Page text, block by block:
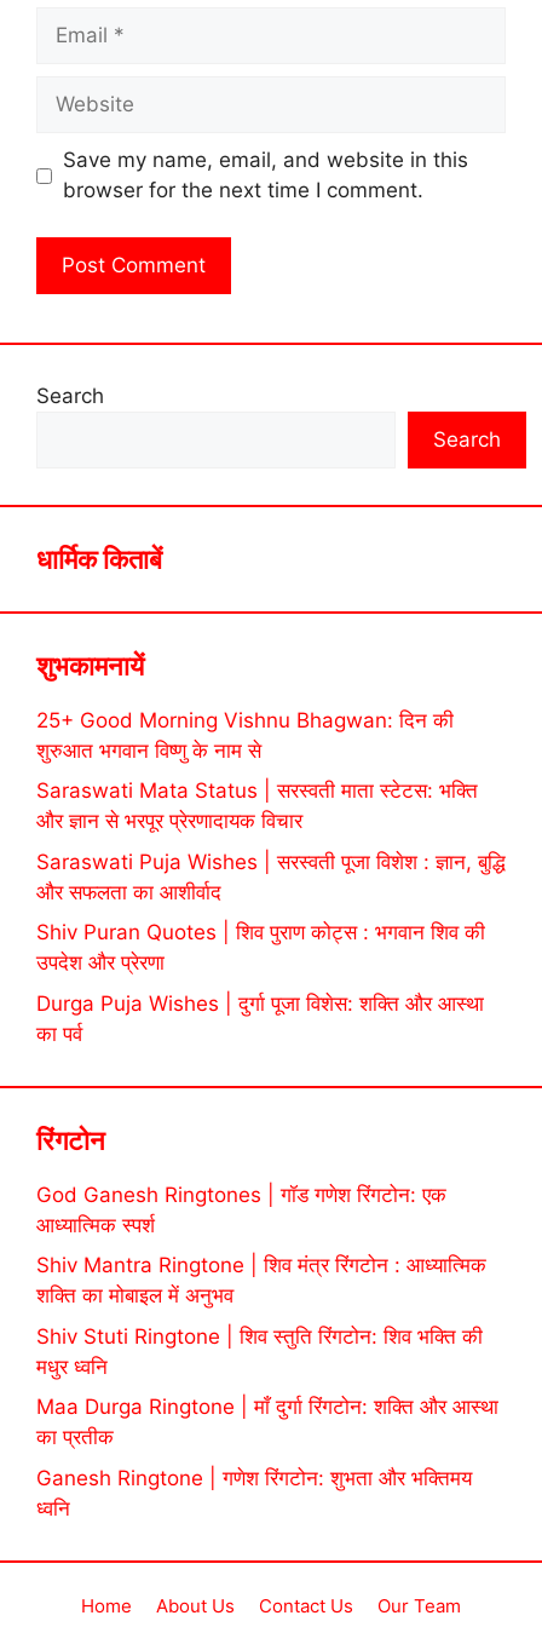
Email
Website
Save my name, email, and website in this
browser for the next time I comment.
Search
Search
धार्मिक किताबें
शुभकामनायें
25+ Good Morning Vishnu Bhagwan: दिन की
शुरुआत भगवान विष्णु के नाम से
Saraswati Mata Status | सरस्वती माता स्टेटस: भक्ति
और ज्ञान से भरपूर प्रेरणादायक विचार
Saraswati Puja Wishes | सरस्वती पूजा विशेश : ज्ञान, बुद्धि
और सफलता का आशीर्वाद
Shiv Puran Quotes | शिव पुराण कोट्स : भगवान शिव की
उपदेश और प्रेरणा
Durga Puja Wishes | दुर्गा पूजा विशेस: शक्ति और आस्था
का पर्व
रिंगटोन
God Ganesh Ringtones | गॉड गणेश रिंगटोन: एक
आध्यात्मिक स्पर्श
Shiv Mantra Ringtone | शिव मंत्र रिंगटोन : आध्यात्मिक
शक्ति का मोबाइल में अनुभव
Shiv Stuti Ringtone | शिव स्तुति रिंगटोन: शिव भक्ति की
मधुर ध्वनि
Maa Durga Ringtone | माँ दुर्गा रिंगटोन: शक्ति और आस्था
का प्रतीक
Ganesh Ringtone | गणेश रिंगटोन: शुभता और भक्तिमय
ध्वनि
Home About Us Contact Us Our Team